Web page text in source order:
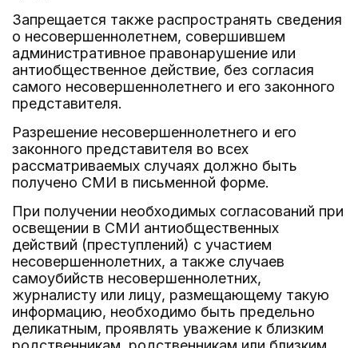
Запрещается также распространять сведения
о несовершеннолетнем, совершившем
административное правонарушение или
антиобщественное действие, без согласия
самого несовершеннолетнего и его законного
представителя.
Разрешение несовершеннолетнего и его
законного представителя во всех
рассматриваемых случаях должно быть
получено СМИ в письменной форме.
При получении необходимых согласований при
освещении в СМИ антиобщественных
действий (преступлений) с участием
несовершеннолетних, а также случаев
самоубийств несовершеннолетних,
журналисту или лицу, размещающему такую
информацию, необходимо быть предельно
деликатным, проявлять уважение к близким